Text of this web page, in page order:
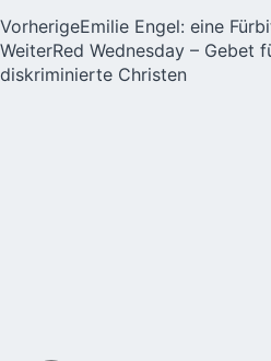
VorherigeEmilie Engel: eine
WeiterRed Wednesday – Gebet
diskriminierte Christen